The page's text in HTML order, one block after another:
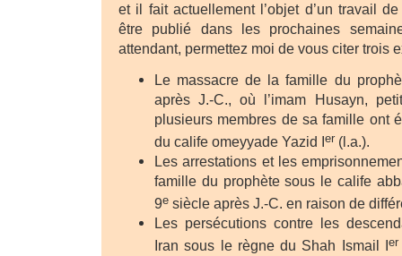
et il fait actuellement l’objet d’un travail
être publié dans les prochaines
attendant, permettez moi de vous citer trois
Le massacre de la famille du
après J.-C., où l’imam Husayn,
plusieurs membres de sa famille ont
du calife omeyyade Yazid Ier (l.a.).
Les arrestations et les
famille du prophète sous le calife
9e siècle après J.-C. en raison de
Les persécutions contre les
Iran sous le règne du Shah Ismail Ier